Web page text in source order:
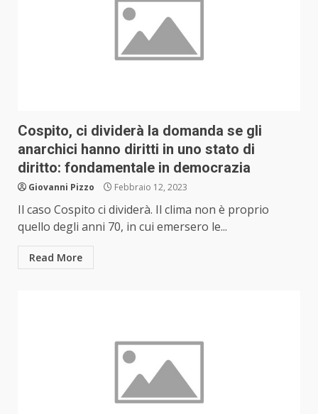
Cospito, ci dividerà la domanda se gli
anarchici hanno diritti in uno stato di
diritto: fondamentale in democrazia
Giovanni Pizzo Febbraio 12, 2023
Il caso Cospito ci dividerà. Il clima non è proprio
quello degli anni 70, in cui emersero le...
Read More